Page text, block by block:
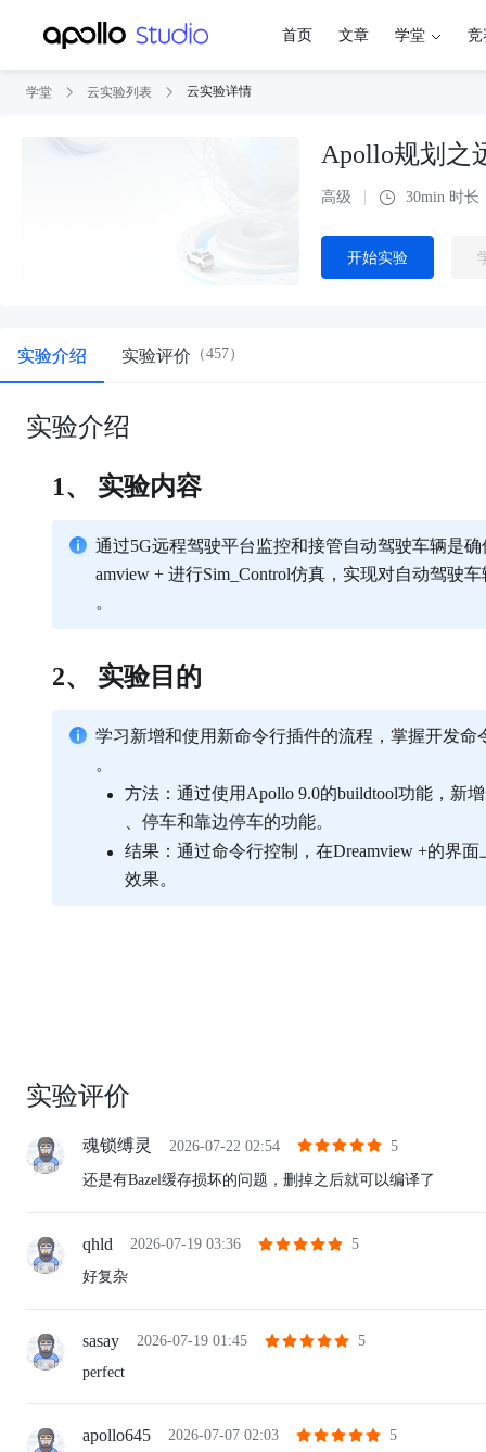
首页 文章 学堂 竞
学堂 云实验列表 云实验详情
Apollo规划之
高级 30min 时长
开始实验
实验介绍 实验评价 （457）
实验介绍
1、 实验内容
通过5G远程驾驶平台监控和接管自动驾驶车辆是
amview + 进行Sim_Control仿真，实现对自动驾驶
。
2、 实验目的
学习新增和使用新命令行插件的流程，掌握开发
。
方法：通过使用Apollo 9.0的buildtool功能，新
、停车和靠边停车的功能。
结果：通过命令行控制，在Dreamview +的界
效果。
实验评价
魂锁缚灵 2026-07-22 02:54 5
还是有Bazel缓存损坏的问题，删掉之后就可以编译了
qhld 2026-07-19 03:36
5
好复杂
sasay 2026-07-19 01:45
5
perfect
apollo645 2026-07-07 02:03
5